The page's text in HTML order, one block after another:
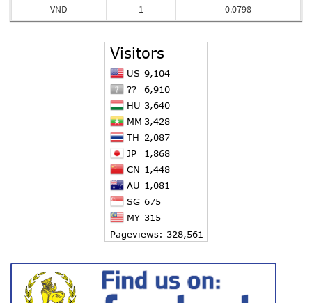
VND
1
0.0798